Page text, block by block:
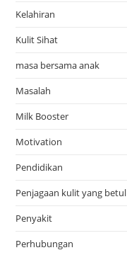
Kelahiran
Kulit Sihat
masa bersama anak
Masalah
Milk Booster
Motivation
Pendidikan
Penjagaan kulit yang betul
Penyakit
Perhubungan